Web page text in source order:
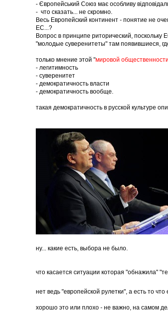
- Європейський Союз має особливу
- что сказать... не скромно.
Весь Европейский континент - понятие не
ЕС...?
Вопрос в принципе риторический, поскольку
"молодые суверенитеты" там появившиеся,
только мнение этой "мировой общественности
- легитимность
- суверенитет
- демократичность власти
- демократичность вообще.
такая демократичность в русской культуре
ну... какие есть, выбора не было.
что касается ситуации которая "обнажила"
нет ведь "европейской рулетки", а есть то что
хорошо это или плохо - не важно, на самом